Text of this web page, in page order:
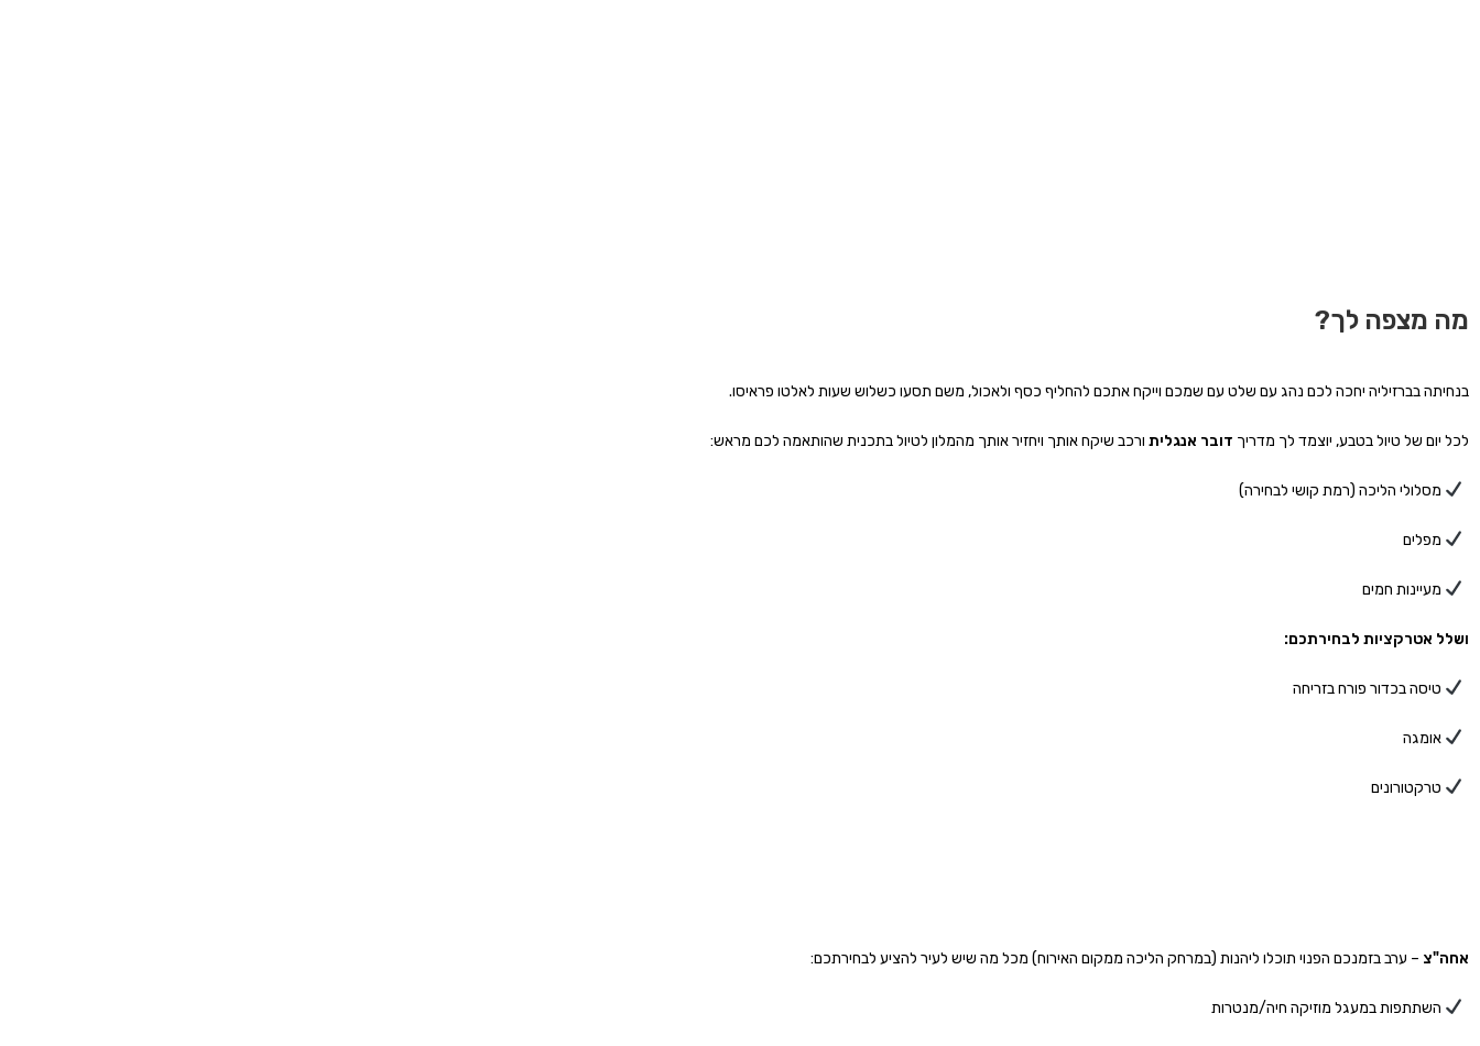
מה מצפה לך?
בנחיתה בברזיליה יחכה לכם נהג עם שלט עם שמכם וייקח אתכם להחליף כסף ולאכול, משם תסעו כשלוש שעות לאלטו פראיסו.
לכל יום של טיול בטבע, יוצמד לך מדריך דובר אנגלית ורכב שיקח אותך ויחזיר אותך מהמלון לטיול בתכנית שהותאמה לכם מראש:
מסלולי הליכה (רמת קושי לבחירה)
מפלים
מעיינות חמים
ושלל אטרקציות לבחירתכם:
טיסה בכדור פורח בזריחה
אומגה
טרקטורונים
אחה"צ – ערב בזמנכם הפנוי תוכלו ליהנות (במרחק הליכה ממקום האירוח) מכל מה שיש לעיר להציע לבחירתכם:
השתתפות במעגל מוזיקה חיה/מנטרות